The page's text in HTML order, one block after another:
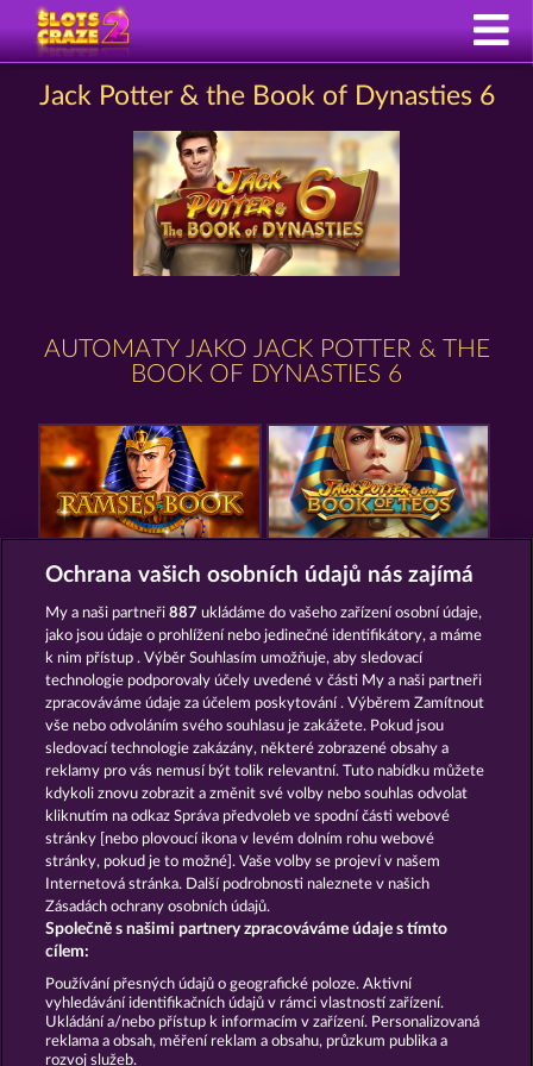
Jack Potter & the Book of Dynasties 6
AUTOMATY JAKO JACK POTTER & THE
BOOK OF DYNASTIES 6
RAMSES BOOK
PHARAOS RICHES LUCKY PHARAOH WILD
Podmínky Prohlášení o ochraně údajů
Kontakt Společnost Časté dotazy
Facebook
Podat Žádost o Odstoupení
Ochrana vašich osobních údajů nás zajímá
My a naši partneři887 ukládáme do vašeho zařízení osobní údaje,
jako jsou údaje o prohlížení nebo jedinečné identifikátory, a máme
k nim přístup . Výběr Souhlasím umožňuje, aby sledovací
technologie podporovaly účely uvedené v části My a naši partneři
zpracováváme údaje za účelem poskytování . Výběrem Zamítnout
vše nebo odvoláním svého souhlasu je zakážete. Pokud jsou
sledovací technologie zakázány, některé zobrazené obsahy a
reklamy pro vás nemusí být tolik relevantní. Tuto nabídku můžete
kdykoli znovu zobrazit a změnit své volby nebo souhlas odvolat
kliknutím na odkaz Správa předvoleb ve spodní části webové
stránky [nebo plovoucí ikona v levém dolním rohu webové
stránky, pokud je to možné]. Vaše volby se projeví v našem
Internetová stránka. Další podrobnosti naleznete v našich
Zásadách ochrany osobních údajů.
Společně s našimi partnery zpracováváme údaje s tímto
cílem:
Používání přesných údajů o geografické poloze. Aktivní
vyhledávání identifikačních údajů v rámci vlastností zařízení.
Ukládání a/nebo přístup k informacím v zařízení. Personalizovaná
reklama a obsah, měření reklam a obsahu, průzkum publika a
rozvoj služeb.